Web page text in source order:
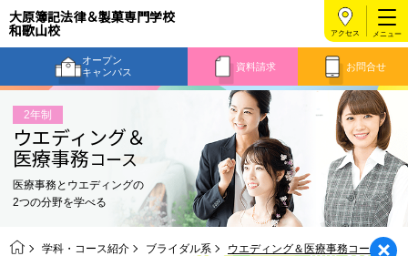
大原簿記法律＆製菓専門学校
和歌山校
オープン
キャンパス
資料請求 お問合せ
アクセス
2年制
ウエディング＆
医療事務コース
医療事務とウエディングの
2つの分野を学べる
学科・コース紹介 ブライダル系 ウエディング＆医療事務コース